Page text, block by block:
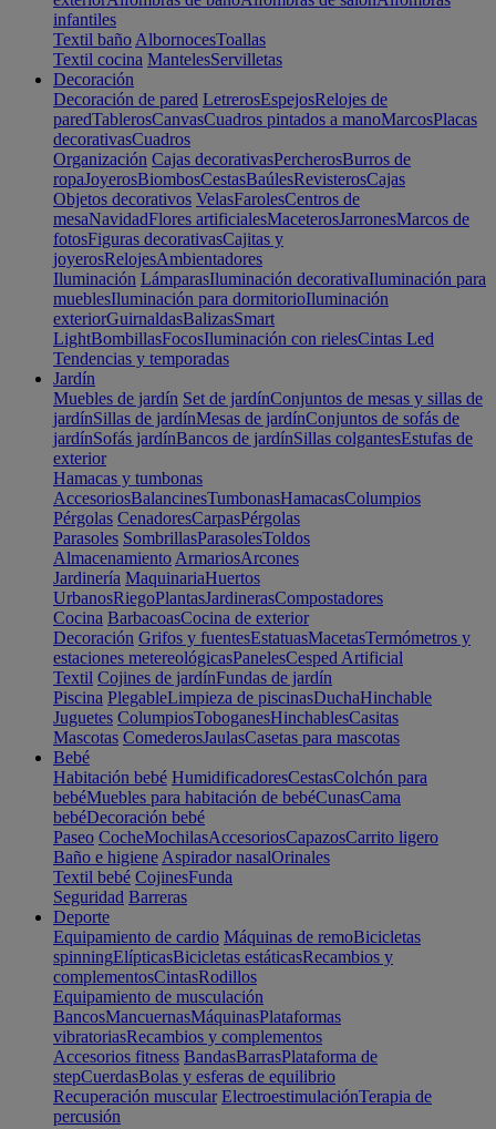
infantiles
Textil baño AlbornocesToallas
Textil cocina MantelesServilletas
Decoración
Decoración de pared LetrerosEspejosRelojes de
paredTablerosCanvasCuadros pintados a manoMarcosPlacas
decorativasCuadros
Organización Cajas decorativasPercherosBurros de
ropaJoyerosBiombosCestasBaúlesRevisterosCajas
Objetos decorativos VelasFarolesCentros de
mesaNavidadFlores artificialesMaceterosJarronesMarcos de
fotosFiguras decorativasCajitas y
joyerosRelojesAmbientadores
Iluminación LámparasIluminación decorativaIluminación para
mueblesIluminación para dormitorioIluminación
exteriorGuirnaldasBalizasSmart
LightBombillasFocosIluminación con rielesCintas Led
Tendencias y temporadas
Jardín
Muebles de jardín Set de jardínConjuntos de mesas y sillas de
jardínSillas de jardínMesas de jardínConjuntos de sofás de
jardínSofás jardínBancos de jardínSillas colgantesEstufas de
exterior
Hamacas y tumbonas
AccesoriosBalancinesTumbonasHamacasColumpios
Pérgolas CenadoresCarpasPérgolas
Parasoles SombrillasParasolesToldos
Almacenamiento ArmariosArcones
Jardinería MaquinariaHuertos
UrbanosRiegoPlantasJardinerasCompostadores
Cocina BarbacoasCocina de exterior
Decoración Grifos y fuentesEstatuasMacetasTermómetros y
estaciones metereológicasPanelesCesped Artificial
Textil Cojines de jardínFundas de jardín
Piscina PlegableLimpieza de piscinasDuchaHinchable
Juguetes ColumpiosToboganesHinchablesCasitas
Mascotas ComederosJaulasCasetas para mascotas
Bebé
Habitación bebé HumidificadoresCestasColchón para
bebéMuebles para habitación de bebéCunasCama
bebéDecoración bebé
Paseo CocheMochilasAccesoriosCapazosCarrito ligero
Baño e higiene Aspirador nasalOrinales
Textil bebé CojinesFunda
Seguridad Barreras
Deporte
Equipamiento de cardio Máquinas de remoBicicletas
spinningElípticasBicicletas estáticasRecambios y
complementosCintasRodillos
Equipamiento de musculación
BancosMancuernasMáquinasPlataformas
vibratoriasRecambios y complementos
Accesorios fitness BandasBarrasPlataforma de
stepCuerdasBolas y esferas de equilibrio
Recuperación muscular ElectroestimulaciónTerapia de
percusión